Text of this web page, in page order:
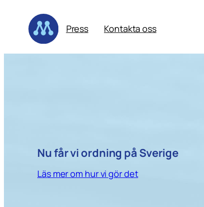
innehåll
Press Kontakta oss
Nu får vi ordning på Sverige
Läs mer om hur vi gör det